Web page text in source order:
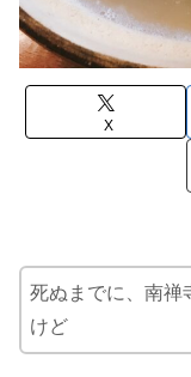
X
死ぬまでに、南禅
けど